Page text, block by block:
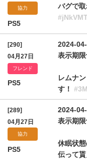
協力
PS5
バグで取
[290]
04月27日
フレンド
PS5
2024-
表示期
レムナ
す！
[289]
04月27日
協力
PS5
2024-
表示期
休眠状
伝って